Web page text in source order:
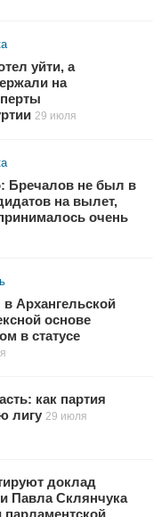
уйти, а
на
29 июля
Бречалов не был в
на вылет,
очень
Архангельской
основе
в статусе
как партия
лигу 29 июля
доклад
Павла Склянчука